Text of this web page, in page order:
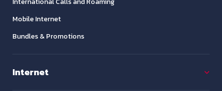
Mobile Internet
Bundles & Promotions
Internet